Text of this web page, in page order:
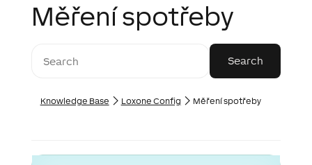
Měření spotřeby
Knowledge Base Loxone Config Měření spotřeby